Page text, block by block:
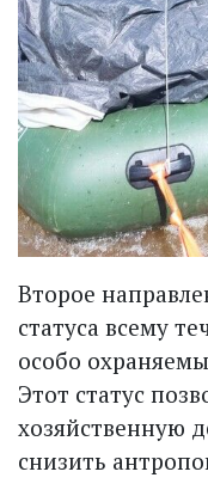
Второе
статуса всему
особо
Этот статус
хозяйственную
снизить